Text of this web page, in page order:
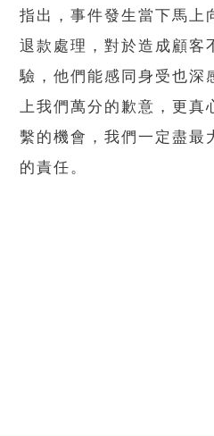
指出，事件發生當下馬上
退款處理，對於造成顧客
驗，他們能感同身受也深
上我們萬分的歉意，更
繫的機會，我們一定盡最
的責任。